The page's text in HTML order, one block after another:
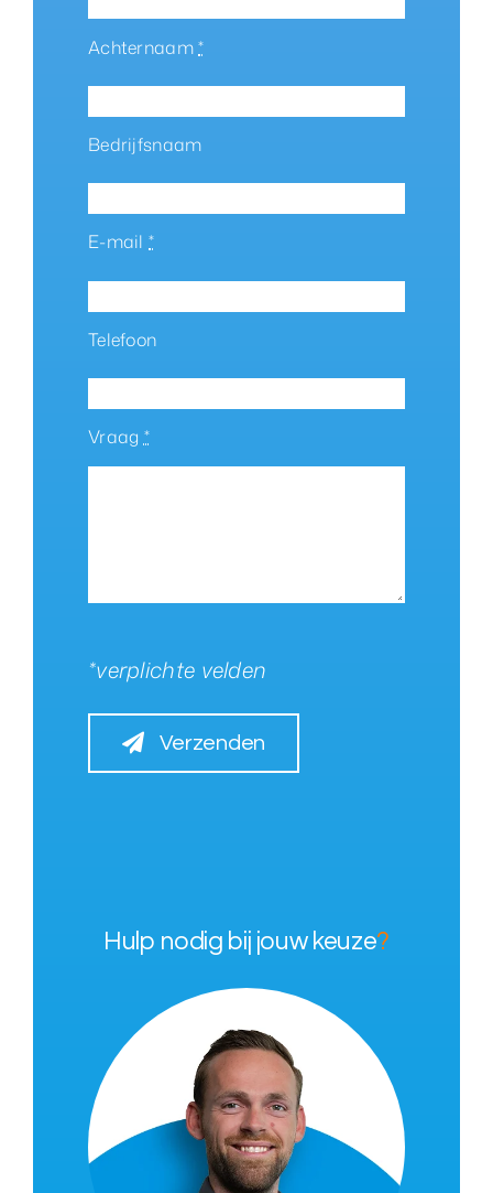
Achternaam*
Bedrijfsnaam
E-mail*
Telefoon
Vraag *
*verplichte velden
Verzenden
Hulp nodig bij jouw keuze?